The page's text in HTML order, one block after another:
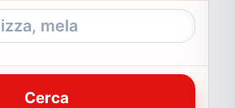
Cerca